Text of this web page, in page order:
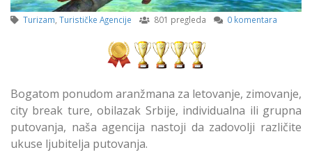
Turizam, Turističke Agencije 801 pregleda 0 komentara
Bogatom ponudom aranžmana za letovanje, zimovanje,
city break ture, obilazak Srbije, individualna ili grupna
putovanja, naša agencija nastoji da zadovolji različite
ukuse ljubitelja putovanja.